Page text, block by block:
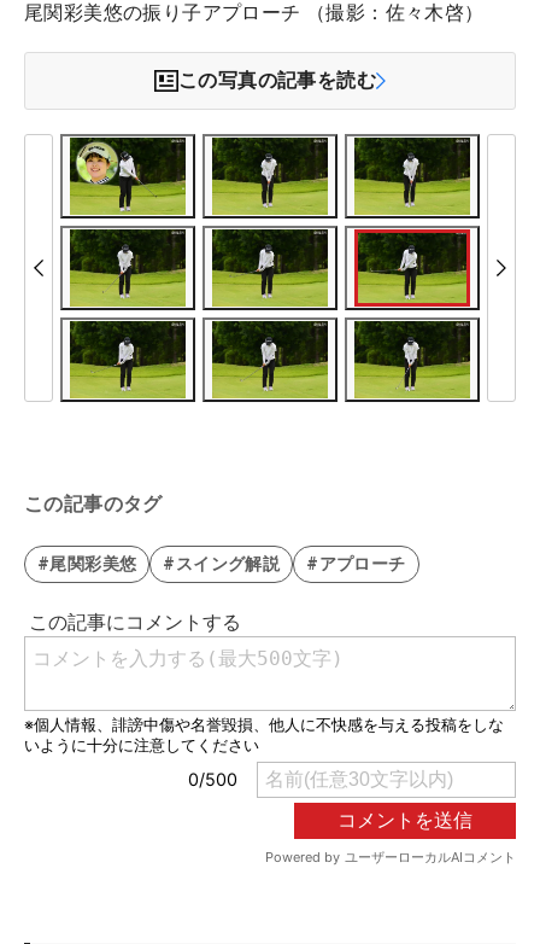
尾関彩美悠の振り子アプローチ （撮影：佐々木啓）
この写真の記事を読む
この記事のタグ
#尾関彩美悠 #スイング解説 #アプローチ